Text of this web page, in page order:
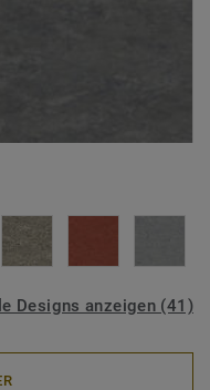
Designs anzeigen (41)